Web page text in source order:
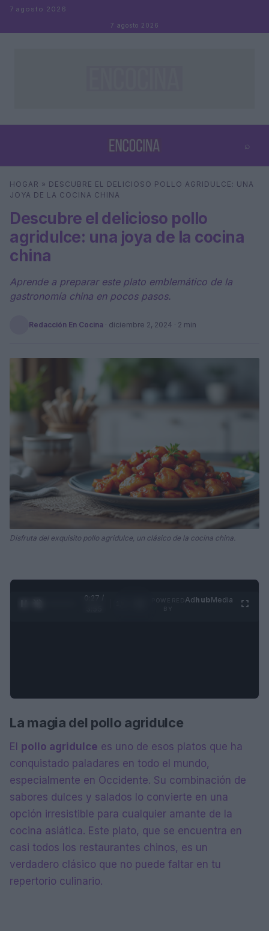
Saltar al contenido
7 agosto 2026
7 agosto 2026
⌕
Buscar ⌕ ×
HOGAR » DESCUBRE EL DELICIOSO POLLO AGRIDULCE: UNA
JOYA DE LA COCINA CHINA
Descubre el delicioso pollo
agridulce: una joya de la cocina
china
Aprende a preparar este plato emblemático de la
gastronomía china en pocos pasos.
Redacción En Cocina · diciembre 2, 2024 · 2 min
Disfruta del exquisito pollo agridulce, un clásico de la cocina china.
0:28 /
AdhubMedia
La magia del pollo agridulce
El pollo agridulce es uno de esos platos que ha
conquistado paladares en todo el mundo,
especialmente en Occidente. Su combinación de
sabores dulces y salados lo convierte en una
opción irresistible para cualquier amante de la
cocina asiática. Este plato, que se encuentra en
casi todos los restaurantes chinos, es un
verdadero clásico que no puede faltar en tu
repertorio culinario.